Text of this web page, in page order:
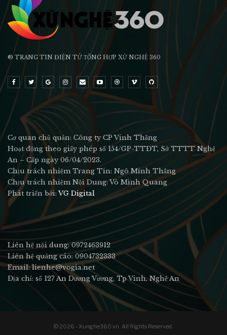
® TRANG TIN ĐIỆN TỬ ТỔNG HỢP XỨ NGHỆ 360
Cơ quan chủ quản: Công ty CP Vinh Thắng
Hoạt động theo giấy phép số 154/GP-TTĐT, Sở TTTT Nghệ
An – Cấp ngày 06/04/2023.
Chịu trách nhiệm Trang Tin: Ngô Minh Thắng
Chịu trách nhiệm Nội Dung: Võ Minh Quang
Phát triển bởi:VG Digital
Liên hệ nội dung: 0972463912
Liên hệ quảng cáo: 0904732333
Email: lienhe@vogia.net
Địa chỉ: số 127 An Dương Vương, Tp Vinh, Nghệ An
© 2026 - Xunghe360.vn. All Rights Reserved.